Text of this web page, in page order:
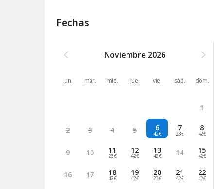
Fechas
Noviembre 2026
lun. mar. mié. jue. vie. sáb. dom.
1
2 3 4 5 6
42€
7
23€
8
42€
9 10 11
23€
12
42€
13
42€ 14 15
42€
16 17 18
42€
19
42€
20
23€
21
42€
22
42€